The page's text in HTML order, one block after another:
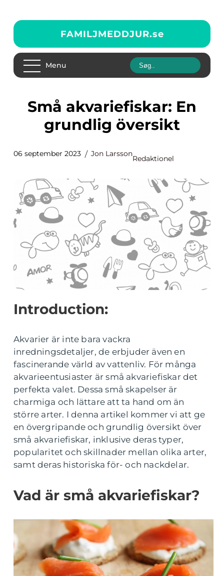
FAMILJMEDDJUR.se
Menu
Små akvariefiskar: En
grundlig översikt
06 september 2023 Jon Larsson
Redaktionel
Introduction:
Akvarier är inte bara vackra
inredningsdetaljer, de erbjuder även en
fascinerande värld av vattenliv. För många
akvarieentusiaster är små akvariefiskar det
perfekta valet. Dessa små skapelser är
charmiga och lättare att ta hand om än
större arter. I denna artikel kommer vi att ge
en övergripande och grundlig översikt över
små akvariefiskar, inklusive deras typer,
popularitet och skillnader mellan olika arter,
samt deras historiska för- och nackdelar.
Vad är små akvariefiskar?